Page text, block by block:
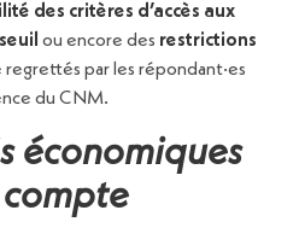
des critères d’accès aux
ou encore des restrictions
par les répondant·es
du CNM.
économiques
compte